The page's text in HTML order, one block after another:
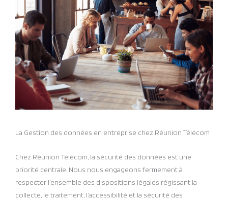
La Gestion des données en entreprise chez Réunion Télécom
Chez Réunion Télécom, la sécurité des données est une
priorité centrale. Nous nous engageons fermement à
respecter l’ensemble des dispositions légales régissant la
collecte, le traitement, l’accessibilité et la sécurité des